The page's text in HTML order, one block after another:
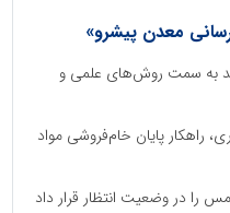
رسانی معدن پیشرو»
به سمت روش‌های علمی و
راهکار پایان خام‌فروشی مواد
را در وضعیت انتظار قرار داد